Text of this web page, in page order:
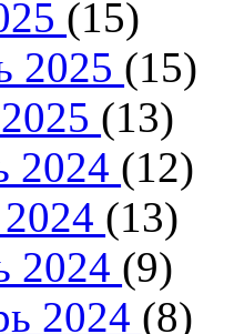
(15)
2025 (15)
(13)
2024 (12)
(13)
2024 (9)
2024 (8)